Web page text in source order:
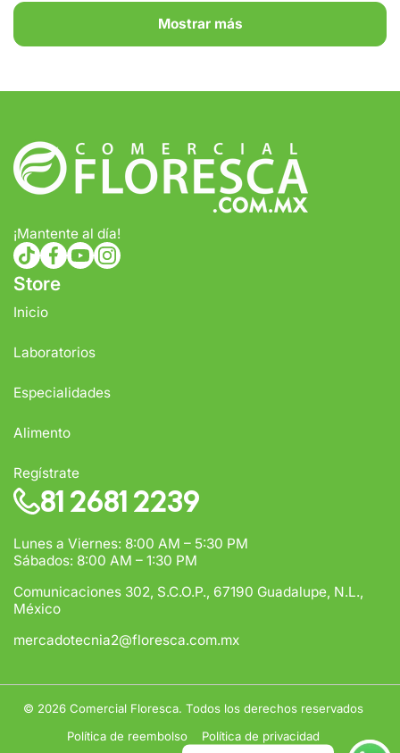
Mostrar más
¡Mantente al día!
tiktokcom/@comercialfloresca
facebookcom/FlorescaOficial
youtubecom/@florescaoficial4155
instagramcom/florescaoficial/
Store
Inicio
Laboratorios
Especialidades
Alimento
Regístrate
81 2681 2239
Lunes a Viernes: 8:00 AM – 5:30 PM
Sábados: 8:00 AM – 1:30 PM
Comunicaciones 302, S.C.O.P., 67190 Guadalupe, N.L.,
México
mercadotecnia2@floresca.com.mx
© 2026 Comercial Floresca. Todos los derechos reservados
Política de reembolso
Política de privacidad